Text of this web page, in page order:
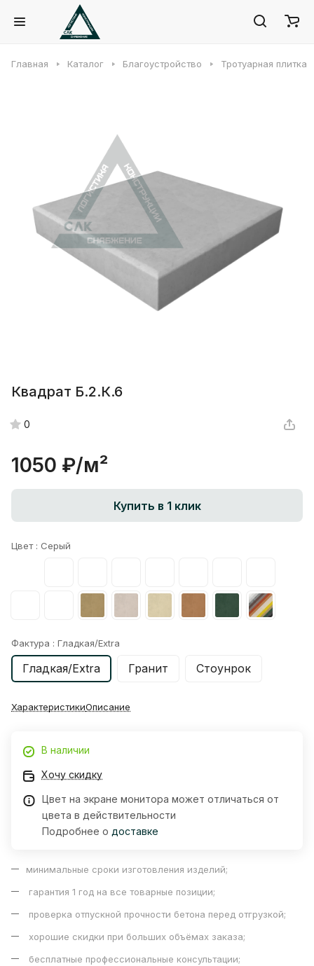
Главная Каталог Благоустройство Тротуарная плитка
Квадрат Б.2.К.6
0
1050 ₽/м²
Купить в 1 клик
Цвет : Серый
Фактура : Гладкая/Extra
Гладкая/Extra Гранит Стоунрок
ХарактеристикиОписание
В наличии
Хочу скидку
Цвет на экране монитора может отличаться от
цвета в действительности
Подробнее о доставке
минимальные сроки изготовления изделий;
гарантия 1 год на все товарные позиции;
проверка отпускной прочности бетона перед отгрузкой;
хорошие скидки при больших объёмах заказа;
бесплатные профессиональные консультации;